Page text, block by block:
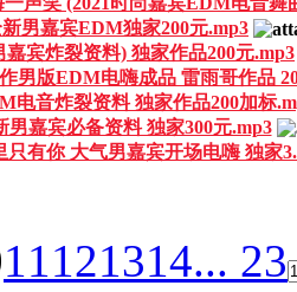
男嘉宾EDM独家200元.mp3
宾炸裂资料) 独家作品200元.mp3
男版EDM电嗨成品 雷雨哥作品
电音炸裂资料 独家作品200加标
男嘉宾必备资料 独家300元.mp3
有你 大气男嘉宾开场电嗨 独家
11 121314... 23